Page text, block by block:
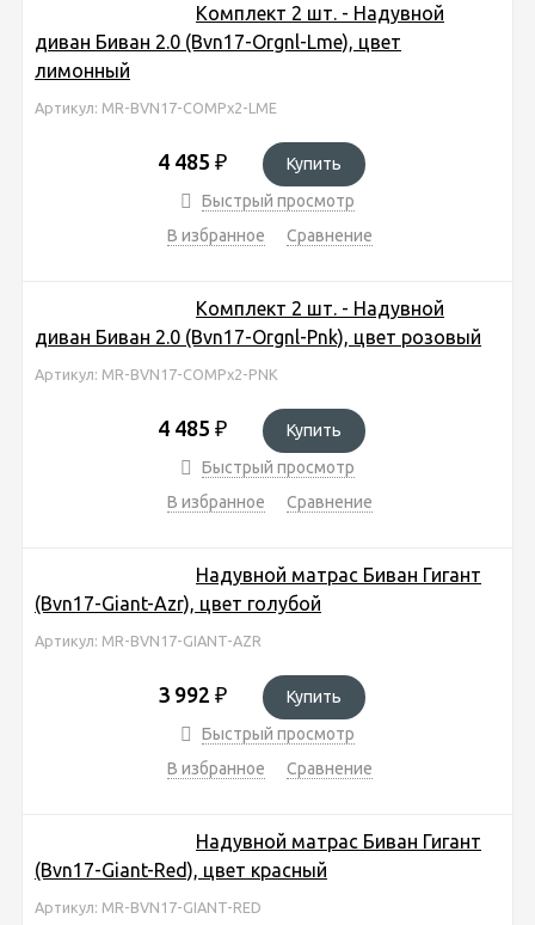
Комплект 2 шт. - Надувной
диван Биван 2.0 (Bvn17-Orgnl-Lme), цвет
лимонный
Артикул: MR-BVN17-COMPx2-LME
4 485 ₽
Купить
Быстрый просмотр
В избранное
Сравнение
Комплект 2 шт. - Надувной
диван Биван 2.0 (Bvn17-Orgnl-Pnk), цвет розовый
Артикул: MR-BVN17-COMPx2-PNK
4 485 ₽
Купить
Быстрый просмотр
В избранное
Сравнение
Надувной матрас Биван Гигант
(Bvn17-Giant-Azr), цвет голубой
Артикул: MR-BVN17-GIANT-AZR
3 992 ₽
Купить
Быстрый просмотр
В избранное
Сравнение
Надувной матрас Биван Гигант
(Bvn17-Giant-Red), цвет красный
Артикул: MR-BVN17-GIANT-RED